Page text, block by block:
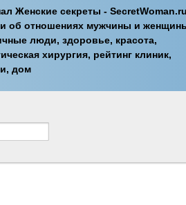
Женские секреты -
об отношениях мужчины и
люди, здоровье, красота,
хирургия, рейтинг клиник,
дом